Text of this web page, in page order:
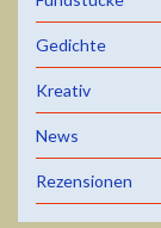
Gedichte
Kreativ
News
Rezensionen